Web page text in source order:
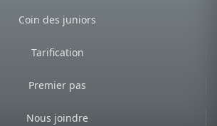
Coin des juniors
Tarification
Premier pas
Nous joindre